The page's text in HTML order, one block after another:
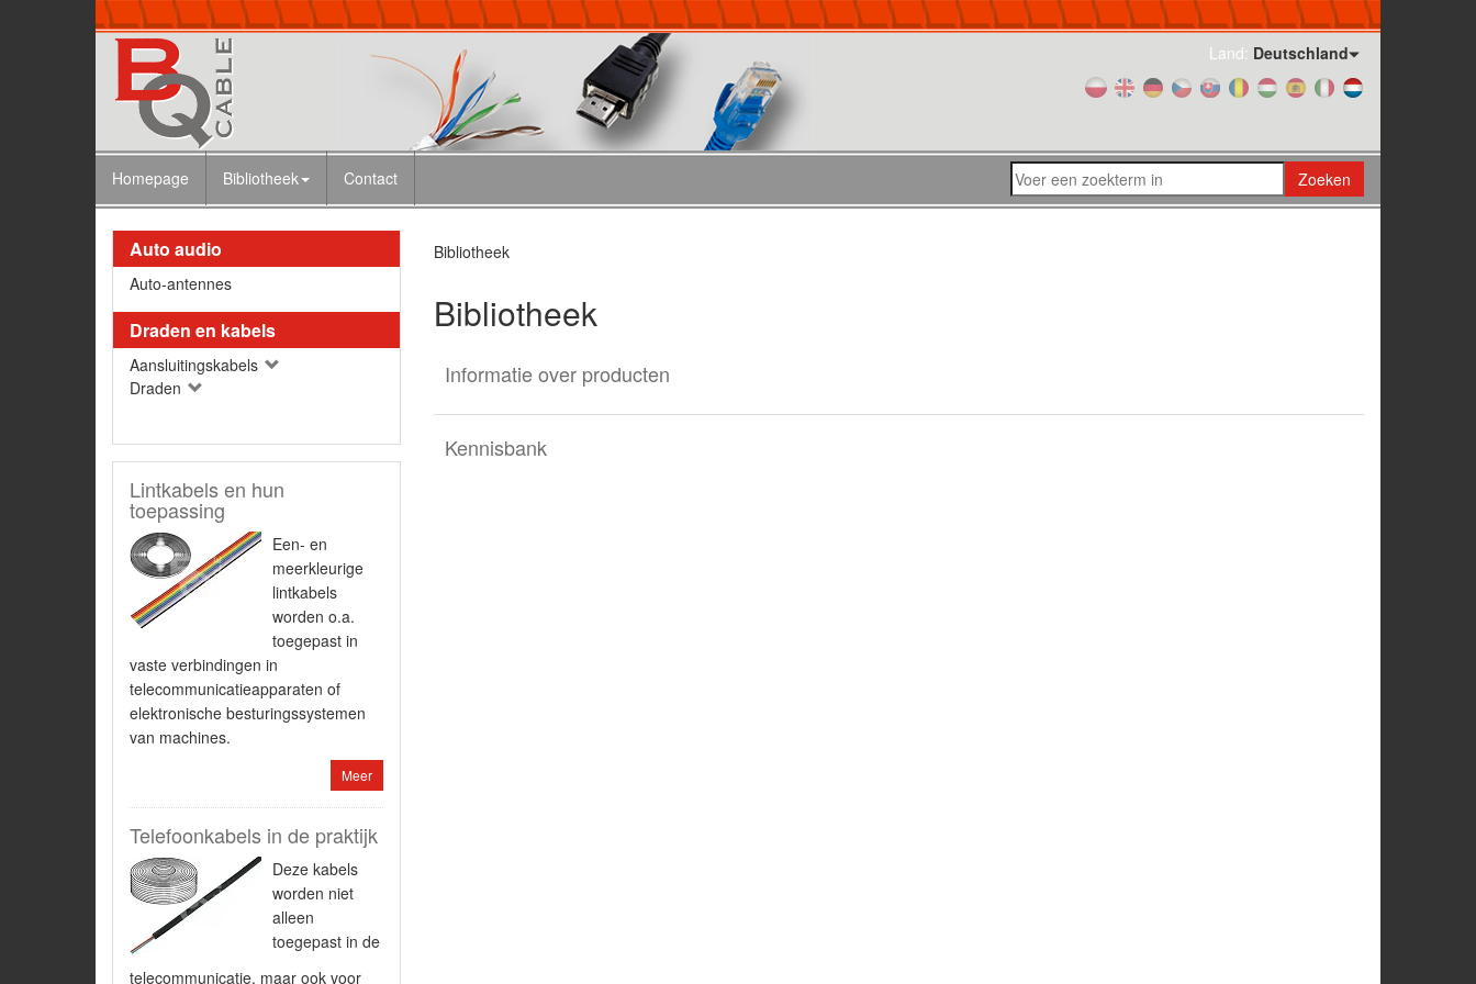
Land: Deutschland
Homepage Bibliotheek Contact Zoeken
Auto audio
Auto-antennes
Draden en kabels
Aansluitingskabels
Draden
Lintkabels en hun
toepassing
Een- en
meerkleurige
lintkabels
worden o.a.
toegepast in
vaste verbindingen in
telecommunicatieapparaten of
elektronische besturingssystemen
van machines.
Meer
Telefoonkabels in de praktijk
Deze kabels
worden niet
alleen
toegepast in de
telecommunicatie, maar ook voor
Bibliotheek
Bibliotheek
Informatie over producten
Kennisbank